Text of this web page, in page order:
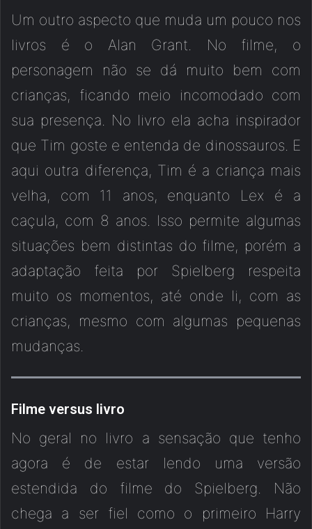
Um outro aspecto que muda um pouco nos
livros é o Alan Grant. No filme, o
personagem não se dá muito bem com
crianças, ficando meio incomodado com
sua presença. No livro ela acha inspirador
que Tim goste e entenda de dinossauros. E
aqui outra diferença, Tim é a criança mais
velha, com 11 anos, enquanto Lex é a
caçula, com 8 anos. Isso permite algumas
situações bem distintas do filme, porém a
adaptação feita por Spielberg respeita
muito os momentos, até onde li, com as
crianças, mesmo com algumas pequenas
mudanças.
Filme versus livro
No geral no livro a sensação que tenho
agora é de estar lendo uma versão
estendida do filme do Spielberg. Não
chega a ser fiel como o primeiro Harry